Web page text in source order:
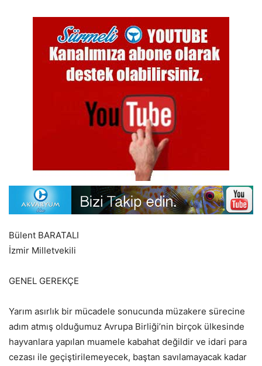
Bülent BARATALI
İzmir Milletvekili
GENEL GEREKÇE
Yarım asırlık bir mücadele sonucunda müzakere sürecine
adım atmış olduğumuz Avrupa Birliği’nin birçok ülkesinde
hayvanlara yapılan muamele kabahat değildir ve idari para
cezası ile geçiştirilemeyecek, baştan savılamayacak kadar